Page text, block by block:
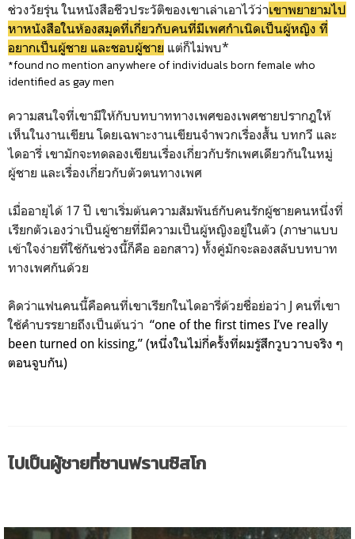
ช่วงวัยรุ่น ในหนังสือชีวประวัติของเขาเล่าเอาไว้ว่าเขาพยายามไป
หาหนังสือในห้องสมุดที่เกี่ยวกับคนที่มีเพศกำเนิดเป็นผู้หญิง ที่
อยากเป็นผู้ชาย และชอบผู้ชาย แต่ก็ไม่พบ*
*found no mention anywhere of individuals born female who
identified as gay men
ความสนใจที่เขามีให้กับบทบาททางเพศของเพศชายปรากฎให้
เห็นในงานเขียน โดยเฉพาะงานเขียนจำพวกเรื่องสั้น บทกวี และ
ไดอารี่ เขามักจะทดลองเขียนเรื่องเกี่ยวกับรักเพศเดียวกันในหมู่
ผู้ชาย และเรื่องเกี่ยวกับตัวตนทางเพศ
เมื่ออายุได้ 17 ปี เขาเริ่มต้นความสัมพันธ์กับคนรักผู้ชายคนหนึ่งที่
เรียกตัวเองว่าเป็นผู้ชายที่มีความเป็นผู้หญิงอยู่ในตัว (ภาษาแบบ
เข้าใจง่ายที่ใช้กันช่วงนี้ก็คือ ออกสาว) ทั้งคู่มักจะลองสลับบทบาท
ทางเพศกันด้วย
คิดว่าแฟนคนนี้คือคนที่เขาเรียกในไดอารี่ด้วยชื่อย่อว่า J คนที่เขา
ใช้คำบรรยายถึงเป็นต้นว่า “one of the first times I’ve really
been turned on kissing,” (หนึ่งในไม่กี่ครั้งที่ผมรู้สึกวูบวาบจริง ๆ
ตอนจูบกัน)
ไปเป็นผู้ชายที่ซานฟรานซิสโก